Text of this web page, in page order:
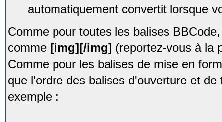
automatiquement convertit lorsque
Comme pour toutes les balises
comme [img][/img] (reportez-vous à la
Comme pour les balises de mise en
que l'ordre des balises d'ouverture et
exemple :